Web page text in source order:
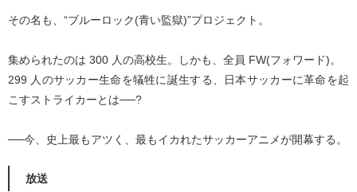
その名も、“ブルーロック(青い監獄)”プロジェクト。
集められたのは 300 人の高校生。しかも、全員 FW(フォワード)。
299 人のサッカー生命を犠牲に誕生する、日本サッカーに革命を起
こすストライカーとは──?
──今、史上最もアツく、最もイカれたサッカーアニメが開幕する。
放送